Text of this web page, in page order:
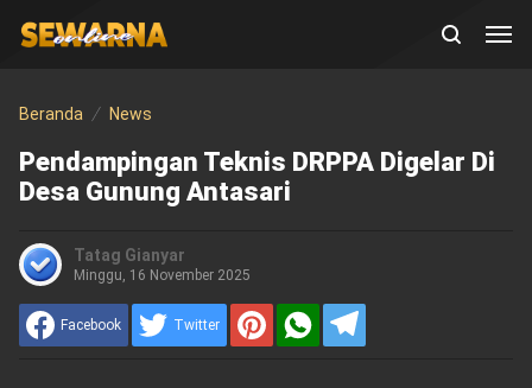
Beranda News
Pendampingan Teknis DRPPA Digelar Di
Desa Gunung Antasari
Tatag Gianyar
Minggu, 16 November 2025
Facebook Twitter